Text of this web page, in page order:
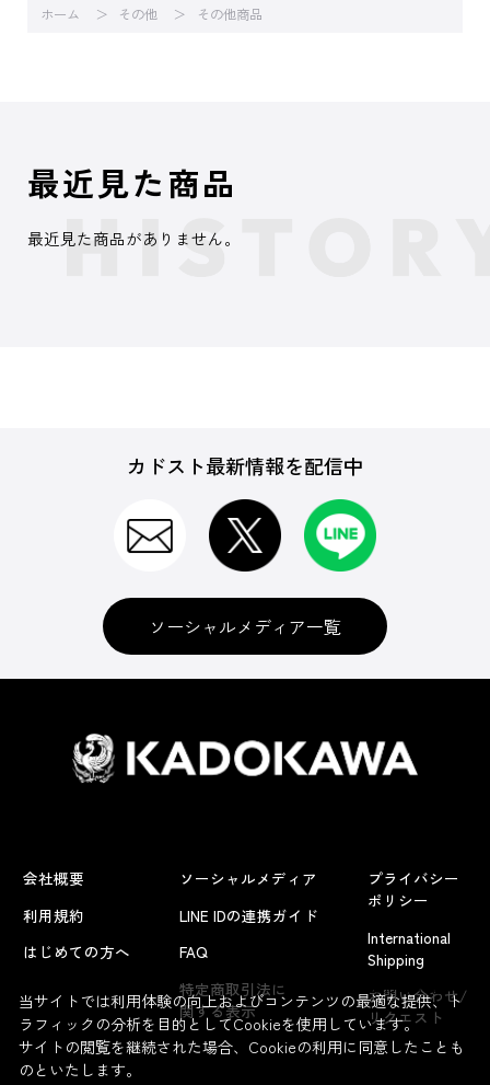
ホーム その他 その他商品
よくあるお問い合わせ
最近見た商品
最近見た商品がありません。
カドスト最新情報を配信中
ソーシャルメディア一覧
会社概要
利用規約
はじめての方へ
ソーシャルメディア
LINE IDの連携ガイド
FAQ
特定商取引法に
関する表示
プライバシー
ポリシー
International
Shipping
お問い合わせ/
リクエスト
当サイトでは利用体験の向上およびコンテンツの最適な提供、ト
ラフィックの分析を目的としてCookieを使用しています。
サイトの閲覧を継続された場合、Cookieの利用に同意したことも
のといたします。